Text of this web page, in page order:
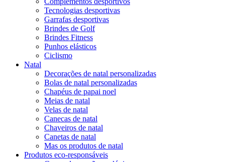
Tecnologias desportivas
Garrafas desportivas
Brindes de Golf
Brindes Fitness
Punhos elásticos
Ciclismo
Natal
Decorações de natal personalizadas
Bolas de natal personalizadas
Chapéus de papai noel
Meias de natal
Velas de natal
Canecas de natal
Chaveiros de natal
Canetas de natal
Mas os produtos de natal
Produtos eco-responsáveis